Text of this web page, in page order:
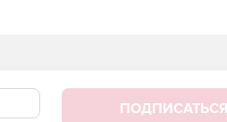
ПОДПИСАТЬСЯ